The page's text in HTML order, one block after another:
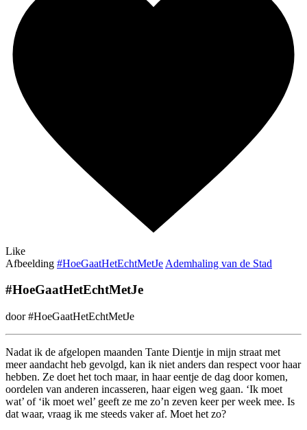
Like
Afbeelding #HoeGaatHetEchtMetJe Ademhaling van de Stad
#HoeGaatHetEchtMetJe
door #HoeGaatHetEchtMetJe
Nadat ik de afgelopen maanden Tante Dientje in mijn straat met
meer aandacht heb gevolgd, kan ik niet anders dan respect voor haar
hebben. Ze doet het toch maar, in haar eentje de dag door komen,
oordelen van anderen incasseren, haar eigen weg gaan. ‘Ik moet
wat’ of ‘ik moet wel’ geeft ze me zo’n zeven keer per week mee. Is
dat waar, vraag ik me steeds vaker af. Moet het zo?